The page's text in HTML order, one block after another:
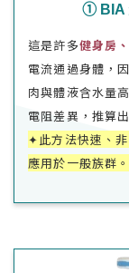
➀ BIA
這是許多健身房
電流通過身體，
肉與體液含水量
電阻差異，推算
✦此方法快速、
應用於一般族群。